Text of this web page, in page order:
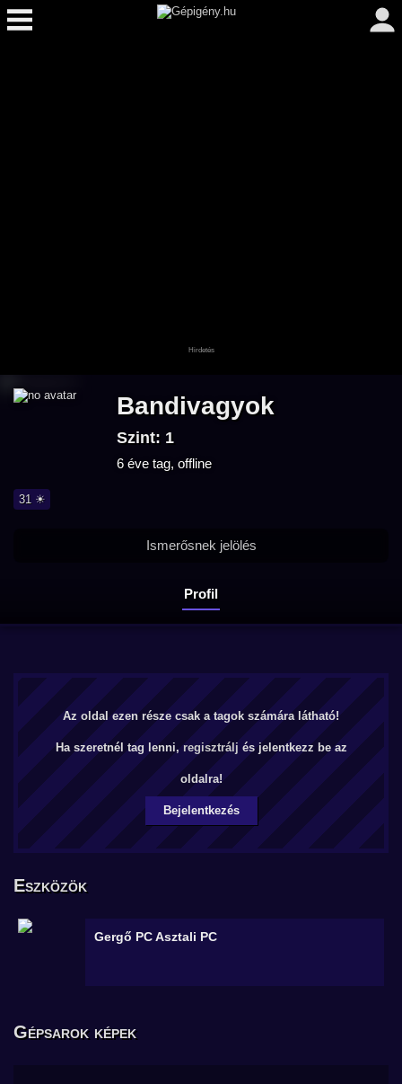
Bandivagyok
Szint: 1
6 éve tag, offline
31 ☀
Profil
Ismerősnek jelölés
Az oldal ezen része csak a tagok számára látható!
Ha szeretnél tag lenni, regisztrálj és jelentkezz be az
oldalra!
Bejelentkezés
Eszközök
Gergő PCAsztali PC
Gépsarok képek